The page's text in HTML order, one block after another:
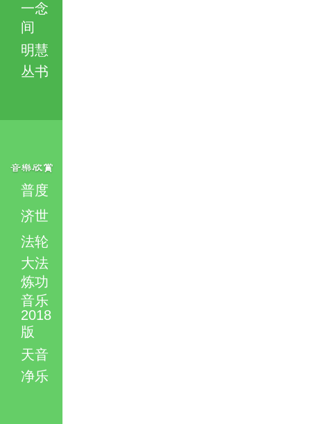
一念
间
明慧
丛书
普度
济世
法轮
大法
炼功
音乐
2018
版
天音
净乐